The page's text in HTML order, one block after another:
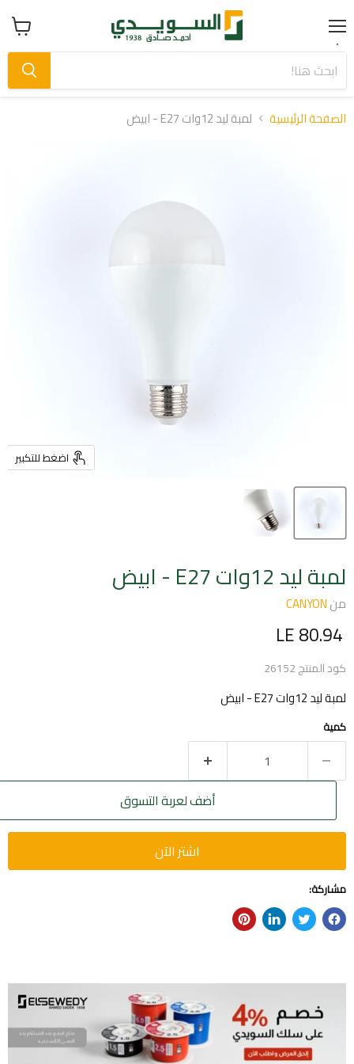
Menu عرض
سلة
الصفحة الرئيسية لمبة ليد 12وات E27 - ابيض
اضغط للتكبير
لمبة ليد 12وات E27 - ابيض
منCANYON
السعر الحالي
LE 80.94
كود المنتج26152
لمبة ليد 12وات E27 - ابيض
كمية
أضف لعربة التسوق
اشتر الآن
مشاركة: